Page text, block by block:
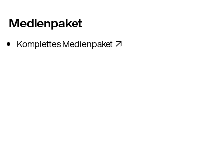
Medienpaket
Komplettes Medienpaket ↗